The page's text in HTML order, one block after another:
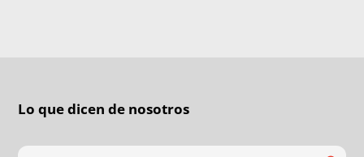
Lo que dicen de nosotros